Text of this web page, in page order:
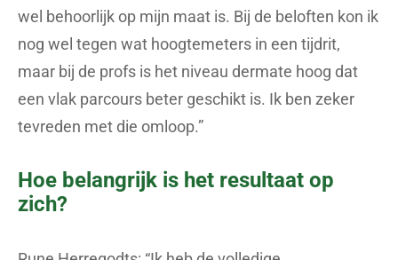
wel behoorlijk op mijn maat is. Bij de beloften kon ik
nog wel tegen wat hoogtemeters in een tijdrit,
maar bij de profs is het niveau dermate hoog dat
een vlak parcours beter geschikt is. Ik ben zeker
tevreden met die omloop.”
Hoe belangrijk is het resultaat op
zich?